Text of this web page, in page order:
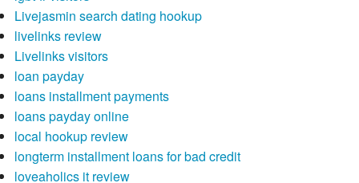
Livejasmin search dating hookup
livelinks review
Livelinks visitors
loan payday
loans installment payments
loans payday online
local hookup review
longterm installment loans for bad credit
loveaholics it review